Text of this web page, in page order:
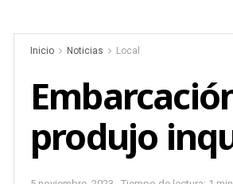
Inicio Noticias Local
produjo